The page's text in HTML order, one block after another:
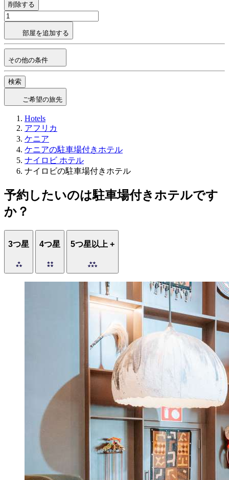
削除する
部屋を追加する
その他の条件
検索
ご希望の旅先
Hotels
アフリカ
ケニア
ケニアの駐車場付きホテル
ナイロビ ホテル
ナイロビの駐車場付きホテル
予約したいのは駐車場付きホテルです
か？
3つ星 4つ星 5つ星以上 +